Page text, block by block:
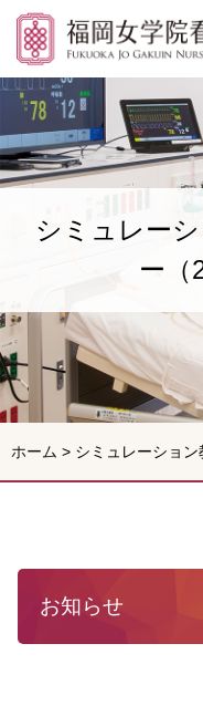
シミュレー
ー（
ホーム > シミュレーション
お知らせ